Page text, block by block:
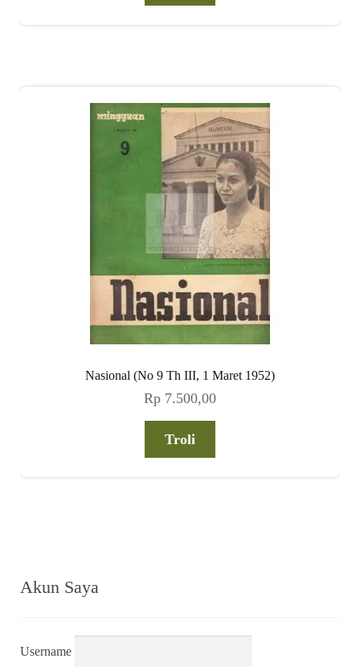
Nasional (No 9 Th III, 1 Maret 1952)
Rp 7.500,00
Troli
Akun Saya
Username